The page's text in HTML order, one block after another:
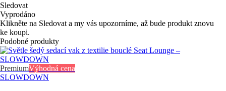
Sledovat
Vyprodáno
Klikněte na Sledovat a my vás upozorníme, až bude produkt znovu
ke koupi.
Podobné produkty
PremiumVýhodná cena
SLOWDOWN